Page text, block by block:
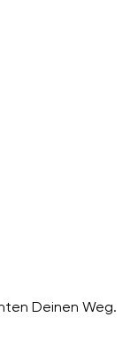
Deinen Weg.